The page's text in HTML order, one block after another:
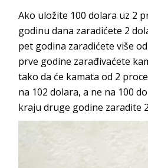
Ako uložite 100 dolara uz 2
godinu dana zaradićete 2
pet godina zaradićete više
prve godine zarađivaćete
tako da će kamata od 2
na 102 dolara, a ne na 100
kraju druge godine zaradite